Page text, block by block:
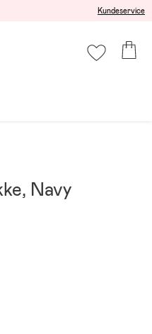
Kundeservice
Navy